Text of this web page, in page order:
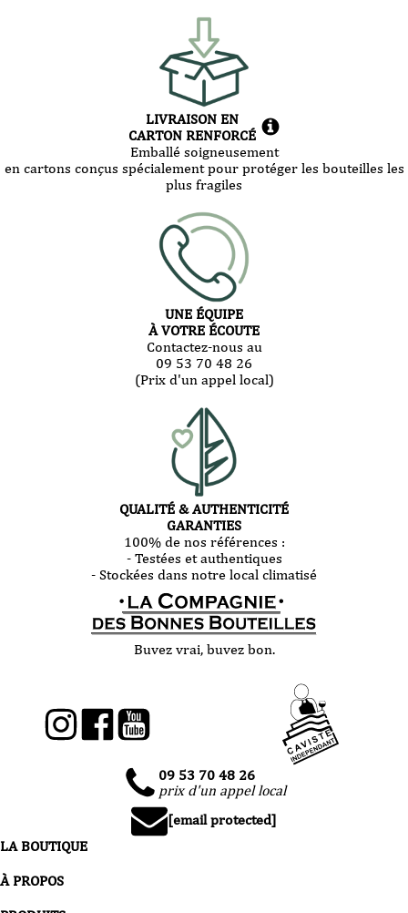
LIVRAISON EN
CARTON RENFORCÉ
Emballé soigneusement
en cartons conçus spécialement pour protéger les bouteilles les
plus fragiles
UNE ÉQUIPE
À VOTRE ÉCOUTE
Contactez-nous au
09 53 70 48 26
(Prix d'un appel local)
QUALITÉ & AUTHENTICITÉ
GARANTIES
100% de nos références :
- Testées et authentiques
- Stockées dans notre local climatisé
Buvez vrai, buvez bon.
09 53 70 48 26
prix d'un appel local
[email protected]
LA BOUTIQUE
À PROPOS